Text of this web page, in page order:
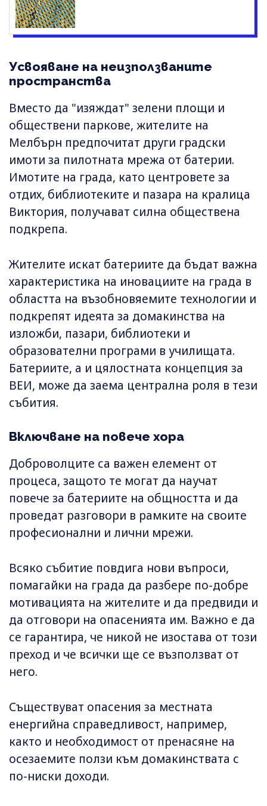
Усвояване на неизползваните
пространства
Вместо да "изяждат" зелени площи и
обществени паркове, жителите на
Мелбърн предпочитат други градски
имоти за пилотната мрежа от батерии.
Имотите на града, като центровете за
отдих, библиотеките и пазара на кралица
Виктория, получават силна обществена
подкрепа.
Жителите искат батериите да бъдат важна
характеристика на иновациите на града в
областта на възобновяемите технологии и
подкрепят идеята за домакинства на
изложби, пазари, библиотеки и
образователни програми в училищата.
Батериите, а и цялостната концепция за
ВЕИ, може да заема централна роля в тези
събития.
Включване на повече хора
Доброволците са важен елемент от
процеса, защото те могат да научат
повече за батериите на общността и да
проведат разговори в рамките на своите
професионални и лични мрежи.
Всяко събитие повдига нови въпроси,
помагайки на града да разбере по-добре
мотивацията на жителите и да предвиди и
да отговори на опасенията им. Важно е да
се гарантира, че никой не изостава от този
преход и че всички ще се възползват от
него.
Съществуват опасения за местната
енергийна справедливост, например,
както и необходимост от пренасяне на
осезаемите ползи към домакинствата с
по-ниски доходи.